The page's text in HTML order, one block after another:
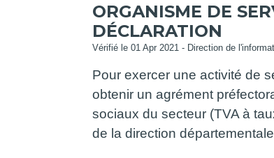
ORGANISME DE
DÉCLARATION
Vérifié le 01 Apr 2021 - Direction de
Pour exercer une activité de
obtenir un agrément
sociaux du secteur (TVA à
de la direction